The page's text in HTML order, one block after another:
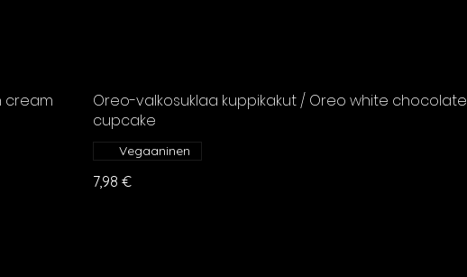
cream
Oreo-valkosuklaa kuppikakut / Oreo white chocolate
cupcake
7,98 €
Vegaaninen